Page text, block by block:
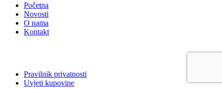
Početna
Novosti
O nama
Kontakt
Pravilnik privatnosti
Uvjeti kupovine